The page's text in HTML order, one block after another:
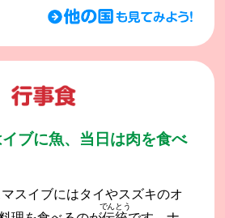
ブに魚、当日は肉を食べ
スイブにはタイやスズキのオ
でんとう